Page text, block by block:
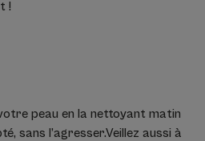
!
peau en la nettoyant matin
sans l’agresser.​Veillez aussi à